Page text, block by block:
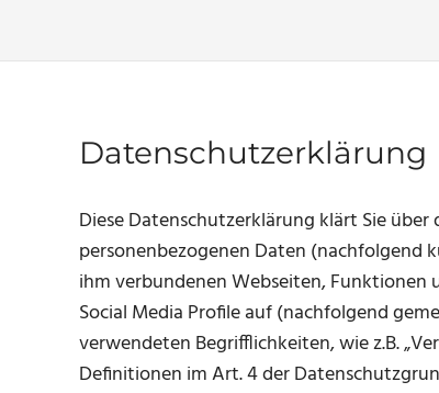
Datenschutzerklärung
Diese Datenschutzerklärung klärt Sie
personenbezogenen Daten (nachfolgend
ihm verbundenen Webseiten, Funktionen
Social Media Profile auf (nachfolgend
verwendeten Begrifflichkeiten, wie z.B.
Definitionen im Art. 4 der